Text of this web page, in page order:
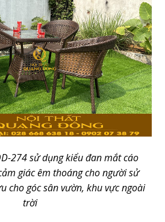
274 sử dụng kiểu đan mắt cáo
giác êm thoáng cho người sử
cho góc sân vườn, khu vực ngoài
trời